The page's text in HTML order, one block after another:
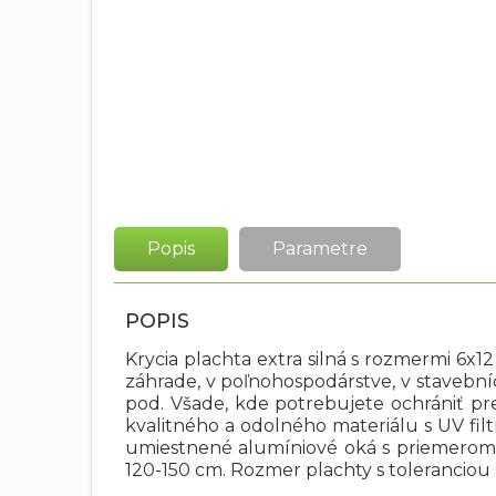
Popis Parametre
POPIS
Krycia plachta extra silná s rozmermi
záhrade, v poľnohospodárstve, v
pod. Všade, kde potrebujete ochrániť
kvalitného a odolného materiálu s UV
umiestnené alumíniové oká s
120-150 cm. Rozmer plachty s toleranciou